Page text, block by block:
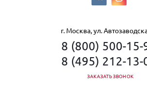
г. Москва, ул.
8 (800) 500-15-
8 (495) 212-13-
ЗАКАЗАТЬ ЗВОНОК